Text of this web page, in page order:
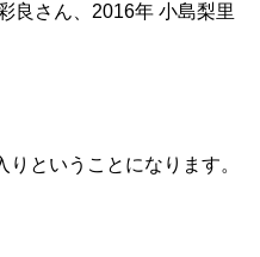
さん、2016年 小島梨里
ということになります。